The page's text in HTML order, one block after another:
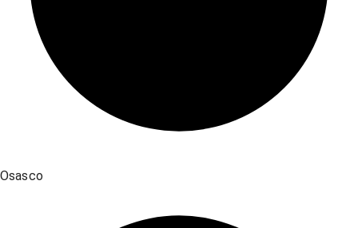
Osasco